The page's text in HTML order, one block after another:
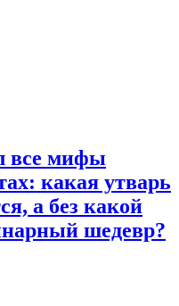
все мифы
какая утварь
а без какой
шедевр?